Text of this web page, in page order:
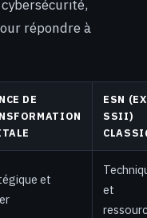
répondre à
DE
ESN
SSII)
et
et